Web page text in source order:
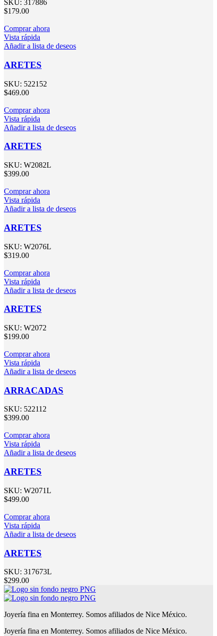
SKU: 317886
$179.00
Comprar ahora
Vista rápida
Añadir a lista de deseos
ARETES
SKU: 522152
$469.00
Comprar ahora
Vista rápida
Añadir a lista de deseos
ARETES
SKU: W2082L
$399.00
Comprar ahora
Vista rápida
Añadir a lista de deseos
ARETES
SKU: W2076L
$319.00
Comprar ahora
Vista rápida
Añadir a lista de deseos
ARETES
SKU: W2072
$199.00
Comprar ahora
Vista rápida
Añadir a lista de deseos
ARRACADAS
SKU: 522112
$399.00
Comprar ahora
Vista rápida
Añadir a lista de deseos
ARETES
SKU: W2071L
$499.00
Comprar ahora
Vista rápida
Añadir a lista de deseos
ARETES
SKU: 317673L
$299.00
Joyería fina en Monterrey. Somos afiliados de Nice México.
Joyería fina en Monterrey. Somos afiliados de Nice México.